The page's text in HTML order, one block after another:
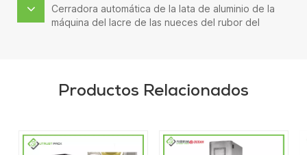
Cerradora automática de la lata de aluminio de la
máquina del lacre de las nueces del rubor del
Productos Relacionados